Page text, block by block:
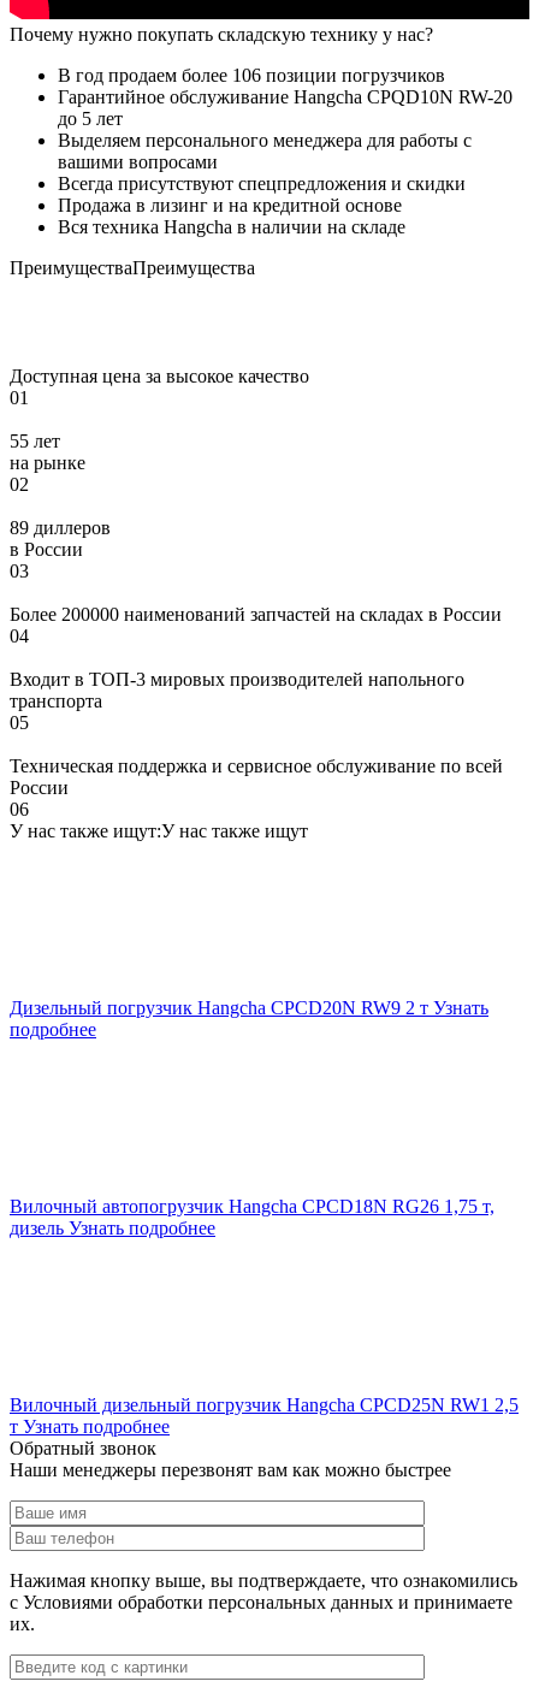
Почему нужно покупать складскую технику у нас?
В год продаем более 106 позиции погрузчиков
Гарантийное обслуживание Hangcha CPQD10N RW-20
до 5 лет
Выделяем персонального менеджера для работы с
вашими вопросами
Всегда присутствуют спецпредложения и скидки
Продажа в лизинг и на кредитной основе
Вся техника Hangcha в наличии на складе
ПреимуществаПреимущества
Доступная цена за высокое качество
01
55 лет
на рынке
02
89 диллеров
в России
03
Более 200000 наименований запчастей на складах в России
04
Входит в ТОП-3 мировых производителей напольного
транспорта
05
Техническая поддержка и сервисное обслуживание по всей
России
06
У нас также ищут:У нас также ищут
Дизельный погрузчик Hangcha CPCD20N RW9 2 т Узнать
подробнее
Вилочный автопогрузчик Hangcha CPCD18N RG26 1,75 т,
дизель Узнать подробнее
Вилочный дизельный погрузчик Hangcha CPCD25N RW1 2,5
т Узнать подробнее
Обратный звонок
Наши менеджеры перезвонят вам как можно быстрее
Нажимая кнопку выше, вы подтверждаете, что ознакомились
с Условиями обработки персональных данных и принимаете
их.